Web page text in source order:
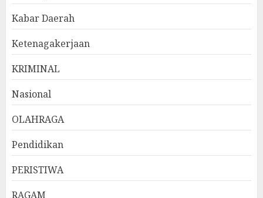
Kabar Daerah
Ketenagakerjaan
KRIMINAL
Nasional
OLAHRAGA
Pendidikan
PERISTIWA
RAGAM